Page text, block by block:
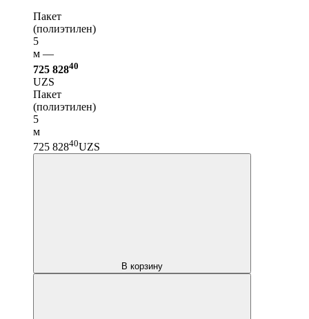
Пакет
(полиэтилен)
5
м —
725 82840
UZS
Пакет
(полиэтилен)
5
м
725 82840UZS
В корзину